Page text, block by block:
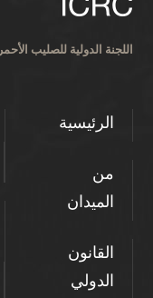
اللجنة الدولية للصليب الأحمر
الرئيسية
من
الميدان
القانون
الدولي